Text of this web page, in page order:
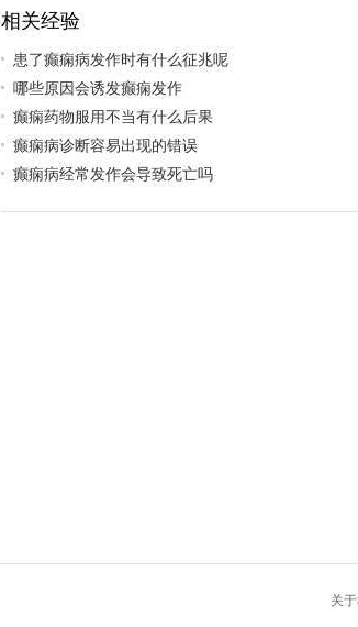
相关经验
患了癫痫病发作时有什么征兆呢
哪些原因会诱发癫痫发作
癫痫药物服用不当有什么后果
癫痫病诊断容易出现的错误
癫痫病经常发作会导致死亡吗
关